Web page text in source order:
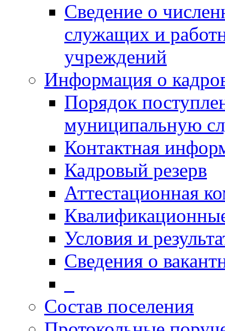
Сведение о
служащих и
учреждений
Информация о
Порядок
муниципальную
Контактная
Кадровый резерв
Аттестационная
Условия и
Сведения о
Состав поселения